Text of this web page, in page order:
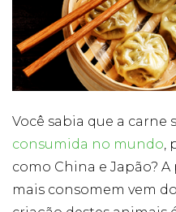
Você sabia que a carne
consumida no mundo,
como China e Japão?
mais consomem vem